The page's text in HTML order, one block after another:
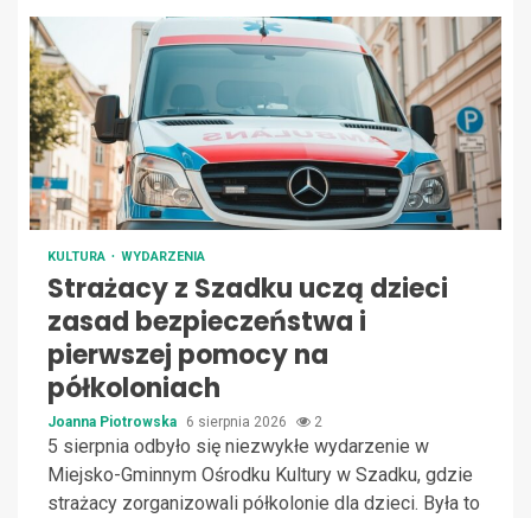
KULTURA WYDARZENIA
Strażacy z Szadku uczą dzieci
zasad bezpieczeństwa i
pierwszej pomocy na
półkoloniach
Joanna Piotrowska 6 sierpnia 2026 2
5 sierpnia odbyło się niezwykłe wydarzenie w
Miejsko-Gminnym Ośrodku Kultury w Szadku, gdzie
strażacy zorganizowali półkolonie dla dzieci. Była to